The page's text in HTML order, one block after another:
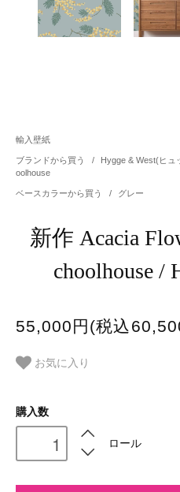
輸入壁紙
ブランドから買う / Hygge & West(ヒュ
oolhouse
ベースカラーから買う / グレー
新作 Acacia
choolhouse /
55,000円(税込
お気に入り
購入数
ロール